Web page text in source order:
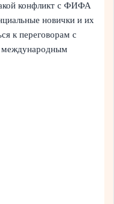
конфликт с ФИФА
новички и их
к переговорам с
международным